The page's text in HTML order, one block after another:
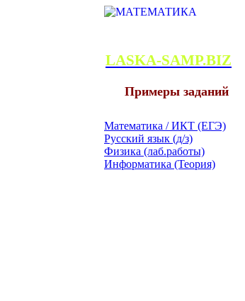
LASKA-SAMP.BIZ
Примеры заданий
Математика / ИКТ (ЕГЭ)
Русский язык (д/з)
Физика (лаб.работы)
Информатика (Теория)